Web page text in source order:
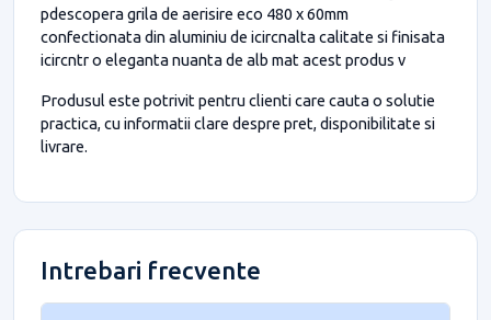
pdescopera grila de aerisire eco 480 x 60mm
confectionata din aluminiu de icircnalta calitate si finisata
icircntr o eleganta nuanta de alb mat acest produs v
Produsul este potrivit pentru clienti care cauta o solutie
practica, cu informatii clare despre pret, disponibilitate si
livrare.
Intrebari frecvente